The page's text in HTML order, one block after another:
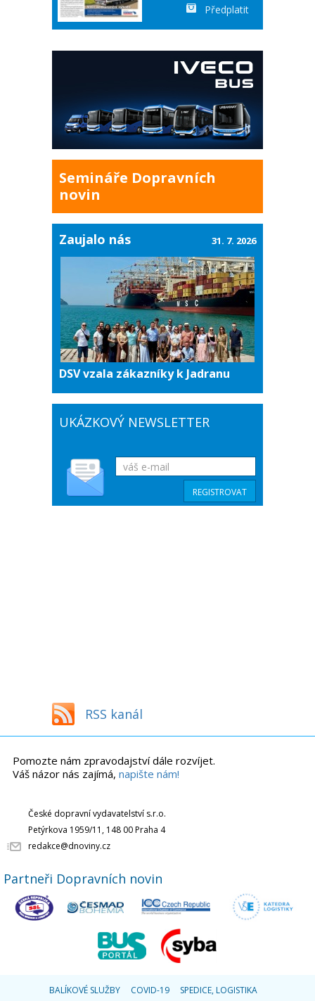
Předplatit
Semináře Dopravních
novin
Zaujalo nás
DSV vzala zákazníky k Jadranu
31. 7. 2026
UKÁZKOVÝ NEWSLETTER
RSS kanál
Pomozte nám zpravodajství dále rozvíjet.
Váš názor nás zajímá, napište nám!
České dopravní vydavatelství s.r.o.
Petýrkova 1959/11, 148 00 Praha 4
redakce@dnoviny.cz
Partneři Dopravních novin
BALÍKOVÉ SLUŽBY COVID-19 SPEDICE, LOGISTIKA